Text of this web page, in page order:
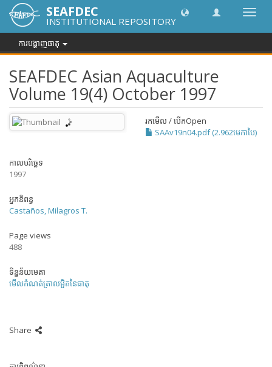
បិទបើក
រុករក
SEAFDEC
INSTITUTIONAL REPOSITORY
ការបង្ហាញធាតុ
SEAFDEC Asian Aquaculture
Volume 19(4) October 1997
រកមើល / បើកOpen
SAAv19n04.pdf (2.962មេកាបៃ)
កាលបរិច្ឆេទ
1997
អ្នកនិពន្ធ
Castaños, Milagros T.
Page views
488
ទិន្នន័យមេតា
មើលកំណត់ត្រាលម្អិតនៃធាតុ
Share